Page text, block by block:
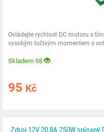
Ovládejte rychlost DC motoru s
vysokým točivým momentem s
Skladem 98
95 Kč
Zdroj 12V 20,8A 250W spínaný